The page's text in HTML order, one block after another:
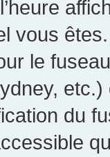
vous
le
du